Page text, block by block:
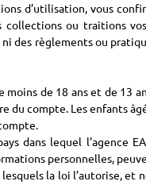
d’utilisation, vous
collections ou traitions
des règlements ou
de 18 ans et de 13
du compte. Les enfants
dans lequel l'agence
personnelles,
la loi l’autorise, et